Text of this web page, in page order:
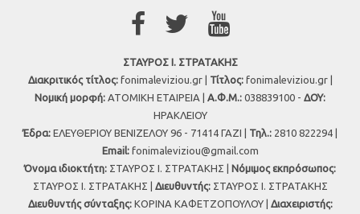
ΣΤΑΥΡΟΣ Ι. ΣΤΡΑΤΑΚΗΣ
Διακριτικός τίτλος:fonimaleviziou.gr | Τίτλος:fonimaleviziou.gr |
Νομική μορφή: ΑΤΟΜΙΚΗ ΕΤΑΙΡΕΙΑ | Α.Φ.Μ.: 038839100 - ΔΟΥ:
ΗΡΑΚΛΕΙΟΥ
Έδρα: ΕΛΕΥΘΕΡΙΟΥ ΒΕΝΙΖΕΛΟΥ 96 - 71414 ΓΑΖΙ | Τηλ.: 2810 822294 |
Εmail: fonimaleviziou@gmail.com
Όνομα ιδιοκτήτη: ΣΤΑΥΡΟΣ Ι. ΣΤΡΑΤΑΚΗΣ | Νόμιμος εκπρόσωπος:
ΣΤΑΥΡΟΣ Ι. ΣΤΡΑΤΑΚΗΣ | Διευθυντής:ΣΤΑΥΡΟΣ Ι. ΣΤΡΑΤΑΚΗΣ
Διευθυντής σύνταξης:ΚΟΡΙΝΑ ΚΑΦΕΤΖΟΠΟΥΛΟΥ | Διαχειριστής: